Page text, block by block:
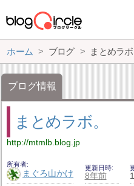
ホーム ブログ まとめラボ
ブログ情報
まとめラボ。
http://mtmlb.blog.jp
所有者
まぐろ山かけ
更新日時
8年前